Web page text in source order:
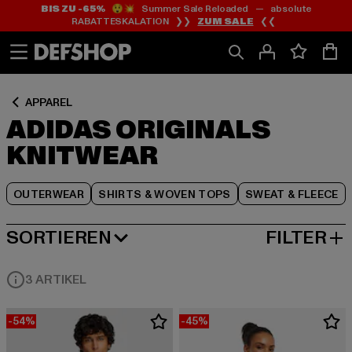
Zum
Inhalt
springen
Zum
Fußzeile
springen
BIS ZU -65%😲💥 Summer Sale Reloaded — absolute
RABATTESKALATION ❯❯ ZUM SALE ❮❮
APPAREL
ADIDAS ORIGINALS
KNITWEAR
OUTERWEAR SHIRTS & WOVEN TOPS SWEAT & FLEECE
Zum
Produktraster
springen
SORTIEREN
BELIEBTESTE FILTER
3 ARTIKEL
-54% -45%